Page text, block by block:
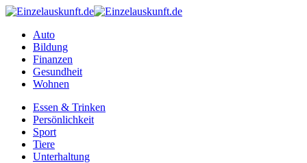
Auto
Bildung
Finanzen
Gesundheit
Wohnen
Essen & Trinken
Persönlichkeit
Sport
Tiere
Unterhaltung